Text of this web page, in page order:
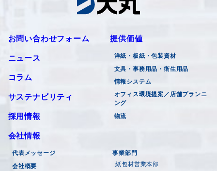
お問い合わせフォーム
ニュース
コラム
サステナビリティ
採用情報
提供価値
洋紙・板紙・包装資材
文具・事務用品・衛生用品
情報システム
オフィス環境提案／店舗プランニ
ング
物流
会社情報
代表メッセージ
会社概要
事業部門
紙包材営業本部